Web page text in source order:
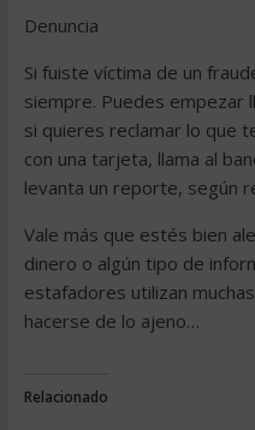
Denuncia
Si fuiste víctima de un
siempre. Puedes empezar
si quieres reclamar lo que
con una tarjeta, llama al
levanta un reporte, según
Vale más que estés bien
dinero o algún tipo de
estafadores utilizan
hacerse de lo ajeno…
Relacionado